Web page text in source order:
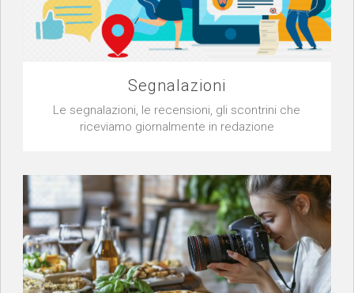
Segnalazioni
Le segnalazioni, le recensioni, gli scontrini che
riceviamo giornalmente in redazione